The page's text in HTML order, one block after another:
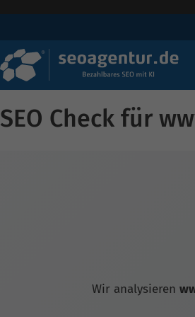
SEO Check für
Wir analysieren